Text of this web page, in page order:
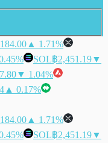
▲ 1.71%
SOL฿2,451.19▼
▼ 1.04%
▲ 0.17%
▲ 1.71%
SOL฿2,451.19▼